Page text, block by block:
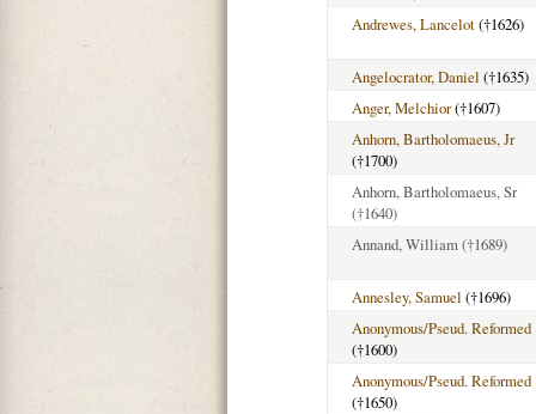
Andrewes, Lancelot(†1626)
Angelocrator, Daniel (†1635)
Anger, Melchior(†1607)
Anhorn, Bartholomaeus, Jr
(†1700)
Anhorn, Bartholomaeus, Sr
(†1640)
Annand, William(†1689)
Annesley, Samuel (†1696)
Anonymous/Pseud. Reformed
(†1600)
Anonymous/Pseud. Reformed
(†1650)